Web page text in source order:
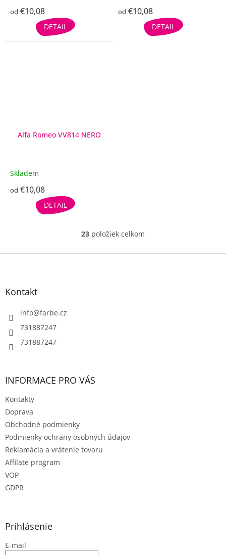
od €10,08
DETAIL
od €10,08
DETAIL
Alfa Romeo VV814 NERO
Skladem
od €10,08
DETAIL
O
l
23 položiek celkom
Z
Kontakt
info@farbe.cz
731887247
731887247
INFORMACE PRO VÁS
Kontakty
Doprava
Obchodné podmienky
Podmienky ochrany osobných údajov
Reklamácia a vrátenie tovaru
Affilate program
VOP
GDPR
Prihlásenie
E-mail